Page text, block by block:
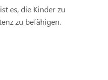
es, die Kinder zu
zu befähigen.